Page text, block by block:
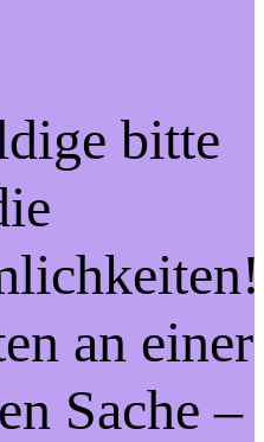
bitte
an einer
Sache –